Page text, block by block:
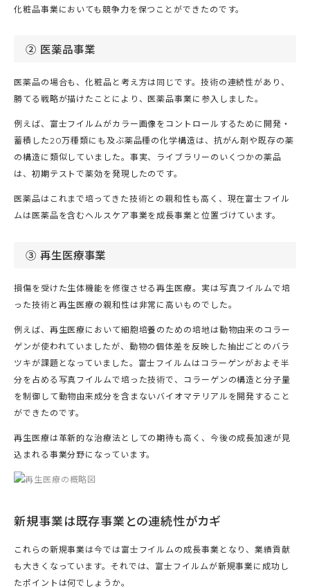
化粧品事業においても競争力を保つことができたのです。
② 医薬品事業
医薬品の場合も、化粧品と考え方は同じです。技術の連続性があり、
勝てる戦略が描けたことにより、医薬品事業に参入しました。
例えば、富士フイルムがカラー画像をコントロールするために開発・
蓄積した20万種類にも及ぶ薬品種の化学構造は、抗がん剤や既存の薬
の構造に類似していました。事実、ライブラリーのいくつかの薬品
は、初期テストで薬効を発現したのです。
医薬品はこれまで培ってきた技術との親和性も高く、現在富士フイル
ムは医薬品を含むヘルスケア事業を成長事業と位置づけています。
③ 再生医療事業
損傷を受けた生体機能を修復させる再生医療。実は写真フイルムで培
った技術と再生医療の親和性は非常に高いものでした。
例えば、再生医療において細胞培養のための培地は動物由来のコラー
ゲンが使われていましたが、動物の個体差を反映した抽出ごとのバラ
ツキが課題となっていました。富士フイルムはコラーゲンがおよそ半
分を占める写真フイルムで培った技術で、コラーゲンの構造と分子量
を制御して動物由来成分を含まないバイオマテリアルを開発すること
ができたのです。
再生医療は革新的な治療法としての期待も高く、今後の成長加速が見
込まれる事業分野になっています。
新規事業は既存事業との連続性がカギ
これらの新規事業は今では富士フイルムの成長事業となり、業績貢献
も大きくなっています。それでは、富士フイルムが新規事業に成功し
たポイントは何でしょうか。